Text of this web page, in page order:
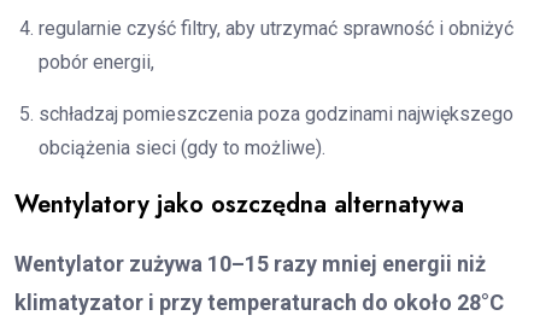
regularnie czyść filtry, aby utrzymać sprawność i obniżyć
pobór energii,
schładzaj pomieszczenia poza godzinami największego
obciążenia sieci (gdy to możliwe).
Wentylatory jako oszczędna alternatywa
Wentylator zużywa 10–15 razy mniej energii niż
klimatyzator i przy temperaturach do około 28°C